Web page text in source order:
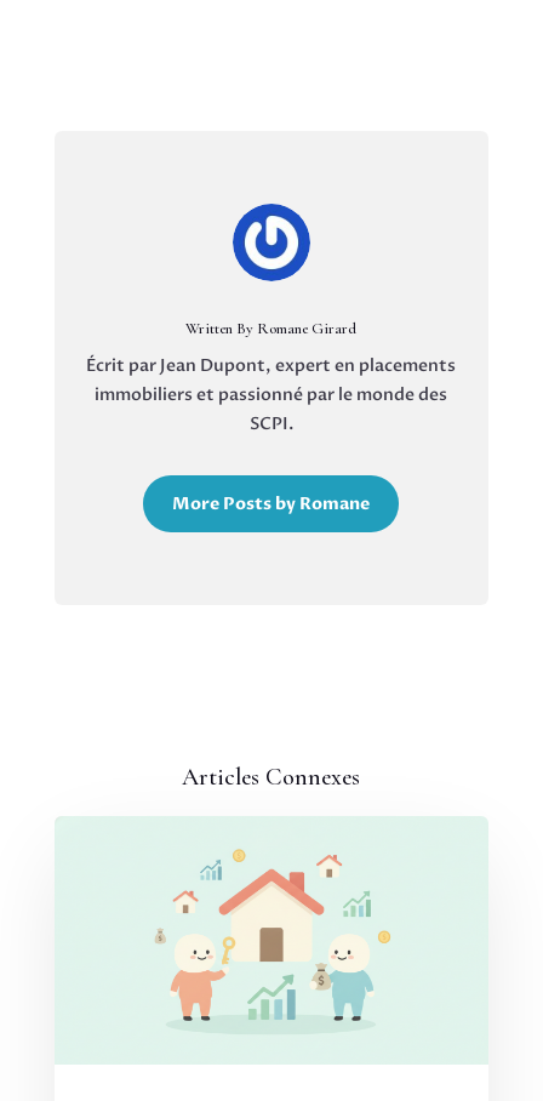
Written By Romane Girard
Écrit par Jean Dupont, expert en placements
immobiliers et passionné par le monde des
SCPI.
More Posts by Romane
Articles Connexes